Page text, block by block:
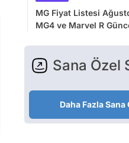
MG Fiyat Listesi
MG4 ve Marvel R
Sana Özel
Daha Fazla